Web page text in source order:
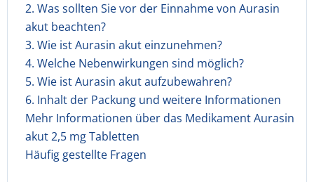
2. Was sollten Sie vor der Einnahme von Aurasin
akut beachten?
3. Wie ist Aurasin akut einzunehmen?
4. Welche Nebenwirkungen sind möglich?
5. Wie ist Aurasin akut aufzubewahren?
6. Inhalt der Packung und weitere Informationen
Mehr Informationen über das Medikament Aurasin
akut 2,5 mg Tabletten
Häufig gestellte Fragen